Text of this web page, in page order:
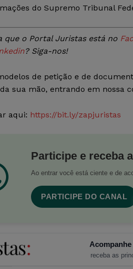
do Supremo Tribunal
que o Portal Juristas está no
? Siga-nos!
de petição e de
sua mão, entrando em nossa
aqui: https://bit.ly/zapjuristas
Participe e receba
Ao entrar você está ciente e de
PARTICIPE DO CANAL
receba as